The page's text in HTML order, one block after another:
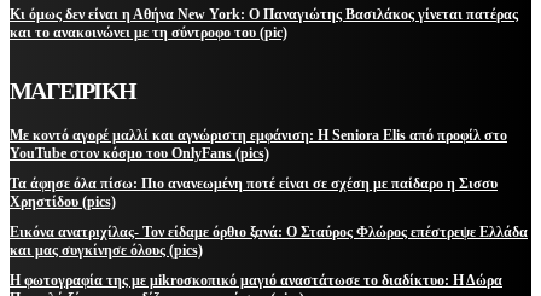
Κι όμως δεν είναι η Αθήνα New York: Ο Παναγιώτης Βασιλάκος γίνεται πατέρας
και το ανακοινώνει με τη σύντροφο του (pic)
ΜΑΓΕΙΡΙΚΗ
Με κοντό αγορέ μαλλί και αγνώριστη εμφάνιση: Η Seniora Elis από προφίλ στο
YouTube στον κόσμο του OnlyFans (pics)
Τα άφησε όλα πίσω: Πιο ανανεωμένη ποτέ είναι σε σχέση με παίδαρο η Σισσυ
Χρηστίδου (pics)
Εικόνα ανατριχίλας- Τον είδαμε όρθιο ξανά: Ο Σταύρος Φλώρος επέστρεψε Ελλάδα
και μας συγκίνησε όλους (pics)
Η φωτογραφία της με μikroσκοπικό μαγιό αναστάτωσε το διαδίκτυο: Η Δώρα